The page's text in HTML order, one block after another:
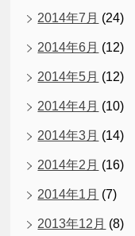
2014年7月 (24)
2014年6月 (12)
2014年5月 (12)
2014年4月 (10)
2014年3月 (14)
2014年2月 (16)
2014年1月 (7)
2013年12月 (8)